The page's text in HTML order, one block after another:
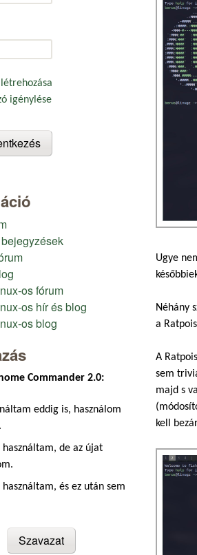
Ugye
Néhány
a
A
sem
majd s
kell
igénylése
os fórum
os hír és blog
os blog
Commander 2.0:
eddig is, használom
használtam, de az újat
használtam, és ez után sem